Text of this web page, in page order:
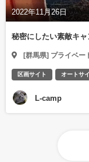
2022年11月26日
秘密にしたい素敵キャ
[群馬県] プライベー
区画サイト オートサ
L-camp